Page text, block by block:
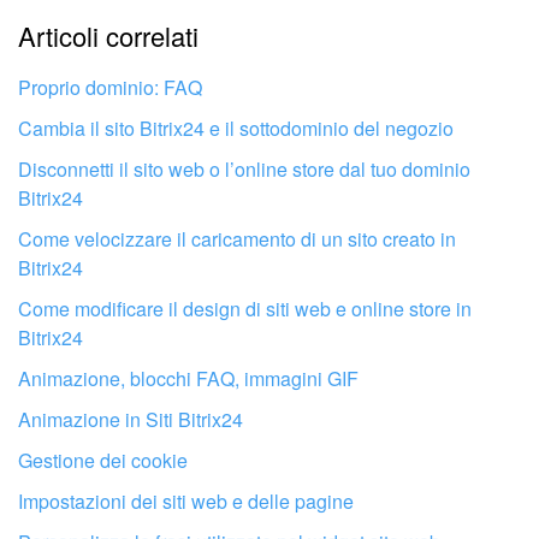
ACCEDI
Per impostazione predefinita, Google creerà una proprietà di
tipo Google Analytics 4. Per creare una risorsa di tipo
Universal Analytics, fai clic su
Puoi saltare questo passaggio se hai solo bisogno
di Google Analytics 4.
Troppo breve, ho bisogno di maggiori informazioni.
Non mi soddisfa come funziona questo strumento
professionista locale
Articoli correlati
Proprio dominio: FAQ
Cambia il sito Bitrix24 e il sottodominio del negozio
Disconnetti il ​​sito web o l’online store dal tuo dominio
Bitrix24
Come velocizzare il caricamento di un sito creato in
Bitrix24
Come modificare il design di siti web e online store in
Bitrix24
Animazione, blocchi FAQ, immagini GIF
Animazione in Siti Bitrix24
Gestione dei cookie
Impostazioni dei siti web e delle pagine